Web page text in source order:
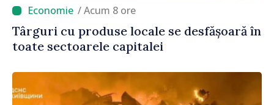
/ Acum 8 ore
Târguri cu produse locale se desfășoară în
toate sectoarele capitalei